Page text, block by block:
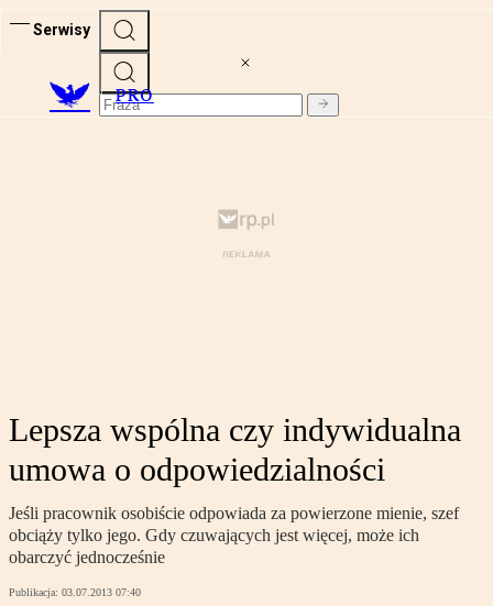
Serwisy
PRO
Lepsza wspólna czy indywidualna
umowa o odpowiedzialności
Jeśli pracownik osobiście odpowiada za powierzone mienie, szef
obciąży tylko jego. Gdy czuwających jest więcej, może ich
obarczyć jednocześnie
Publikacja: 03.07.2013 07:40